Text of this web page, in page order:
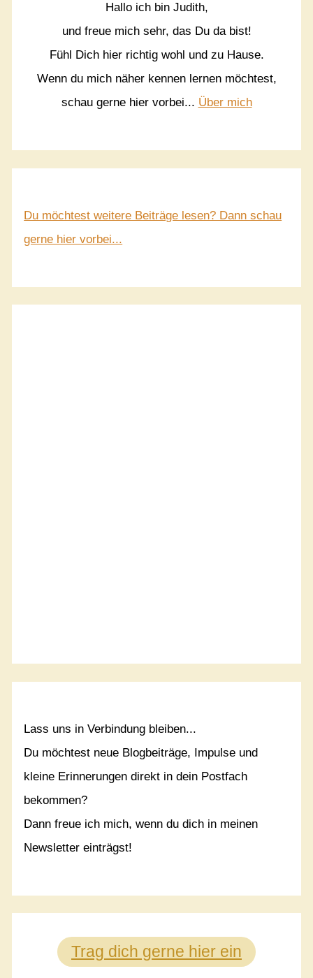
Hallo ich bin Judith,
und freue mich sehr, das Du da bist!
Fühl Dich hier richtig wohl und zu Hause.
Wenn du mich näher kennen lernen möchtest,
schau gerne hier vorbei... Über mich
Du möchtest weitere Beiträge lesen? Dann schau
gerne hier vorbei...
Lass uns in Verbindung bleiben...
Du möchtest neue Blogbeiträge, Impulse und
kleine Erinnerungen direkt in dein Postfach
bekommen?
Dann freue ich mich, wenn du dich in meinen
Newsletter einträgst!
Trag dich gerne hier ein